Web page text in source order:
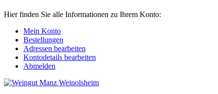
Hier finden Sie alle Informationen zu Ihrem Konto:
Mein Konto
Bestellungen
Adressen bearbeiten
Kontodetails bearbeiten
Abmelden